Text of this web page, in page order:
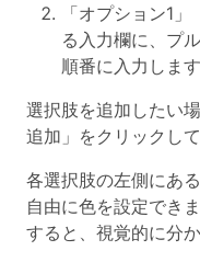
「オプション1
る入力欄に、プ
順番に入力します
選択肢を追加したい
追加」をクリックし
各選択肢の左側にあ
自由に色を設定でき
すると、視覚的に分